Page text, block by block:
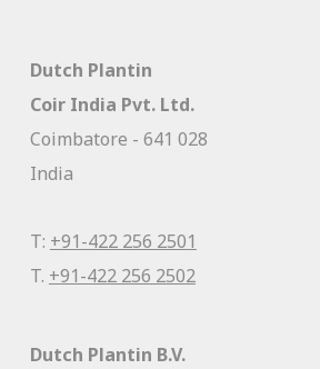
Dutch Plantin
Coir India Pvt. Ltd.
Coimbatore - 641 028
India
T: +91-422 256 2501
T. +91-422 256 2502
Dutch Plantin B.V.